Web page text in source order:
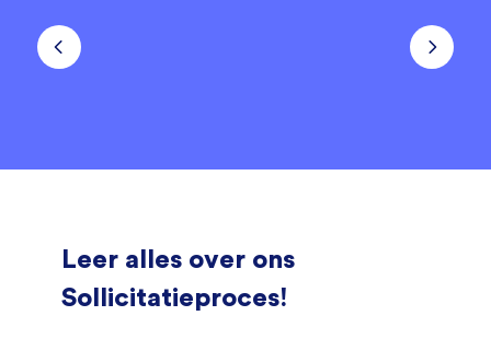
Leer alles over ons
Sollicitatieproces!